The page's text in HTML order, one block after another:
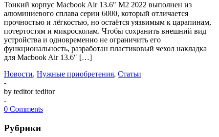
Тонкий корпус Macbook Air 13.6″ M2 2022 выполнен из
алюминиевого сплава серии 6000, который отличается
прочностью и лёгкостью, но остаётся уязвимым к царапинам,
потертостям и микросколам. Чтобы сохранить внешний вид
устройства и одновременно не ограничить его
функциональность, разработан пластиковый чехол накладка
для Macbook Air 13.6″ […]
Новости, Нужные приобретения, Статьи
-
by teditor teditor
-
0 Comments
Рубрики